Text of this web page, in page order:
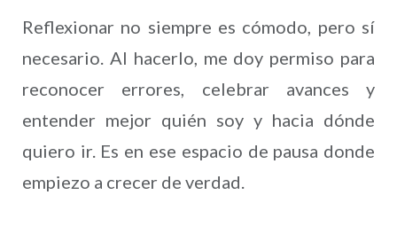
Reflexionar no siempre es cómodo, pero sí
necesario. Al hacerlo, me doy permiso para
reconocer errores, celebrar avances y
entender mejor quién soy y hacia dónde
quiero ir. Es en ese espacio de pausa donde
empiezo a crecer de verdad.